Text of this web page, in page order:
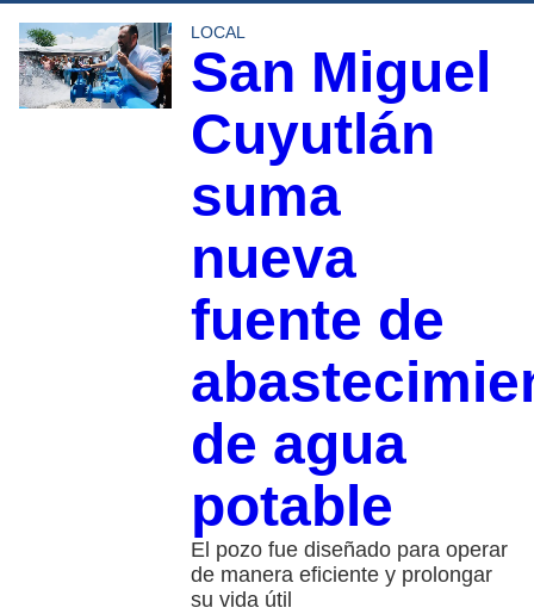
LOCAL
San Miguel
Cuyutlán
suma
nueva
fuente de
de agua
potable
El pozo fue diseñado para operar
de manera eficiente y prolongar
su vida útil